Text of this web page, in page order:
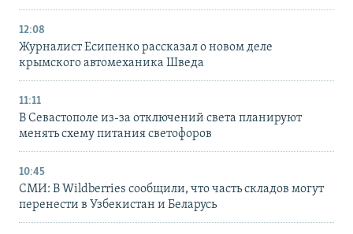
12:08
Журналист Есипенко рассказал о новом деле
крымского автомеханика Шведа
11:11
В Севастополе из-за отключений света планируют
менять схему питания светофоров
10:45
СМИ: В Wildberries сообщили, что часть складов могут
перенести в Узбекистан и Беларусь